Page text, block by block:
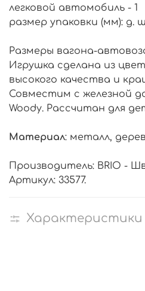
легковой автомобиль - 1
размер упаковки (мм): д. ш.
Размеры вагона-
Игрушка сделана из
высокого качества и
Совместим с железной
Woody. Рассчитан для
Материал: металл,
Производитель: BRIO -
Артикул: 33577.
Характеристики